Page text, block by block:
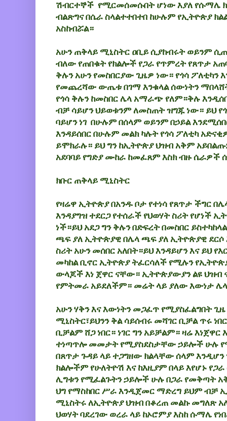
ሽብርተኞች የሚርመሰመሱበት ሆነው እያለ የሱማሌ
ብልጽግና በሴራ ስላልተተበተበ ከሁሉም የኢትዮጵያ
አስከብሯል።
አሁን ጠቅላይ ሚኒስትር ዐቢይ ሲያከብሩት ወይንም
ብለው የጠበቁት የክልሎች የጋራ የጥምረት የጸጥታ
ቅሉን አሁን የመስበርያው ጊዜዎ ነው። የጎሳ ፖለቲካን
የመጨረሻው ውጤቱ በገማ እንቁላል ሰውነትን
የጎሳ ቅሉን ከመስበር ሌላ አማራጭ የለም።ቅሉ
ብቻ ሳይሆን ህይወቱንም ለመስጠት ዝግጁ ነው። ይህ
ባይሆን ነገ በሁሉም በሰላም ወይንም በኃይል
እንዳይሰበር በሁሉም መልክ ካሉት የጎሳ ፖለቲካ
ይሞክራሉ። ይህ ግን ከኢትዮጵያ ህዝብ አቅም
አደባባይ የግድያ ሙከራ ከመፈጸም እስክ ብዙ ሴራዎች
ክቡር ጠቅላይ ሚኒስትር
የዛሬዋ ኢትዮጵያ በአንዱ ቦታ የተነሳ የጸጥታ ችግር
እንዳያግዝ ተደርጋ የተሰራች የህወሃት ስሪት የሆነች
ነች።ይህ አደጋ ግን ቅሉን በድፍረት በመስበር
ጫፍ ያለ ኢትዮጵያዊ በሌላ ጫፍ ያለ ኢትዮጵያዊ ደርሶ
ስሪት አሁን መሰበር አለበት።ይህ እንዳይሆን እና ይህ
መካከል ቢኖር ኢትዮጵያ ትፈርሳለች የሚሉን
ውላጆች እነ ጀዋር ናቸው። ኢትዮጵያውያን ልዩ ህዝብ
የምትመራ አይደለችም። መሬት ላይ ያለው እውነታ
አሁን ሃቅን እና እውነትን መጋፈጥ የሚያስፈልግበት ጊዜ
ሚኒስትር፣ይህንን ቅል ሳይሰብሩ መሻገር ቢቻል ጥሩ
ቢቻልም ሸጋ ነበር። ነገር ግን አይቻልም። ዛሬ
ተነጣጥሎ መመታት የሚያስደስታቸው ኃይሎች ሁሉ
በጸጥታ ጉዳይ ላይ ተጋግዘው ክልላቸው ሰላም
ክልሎችም የሁለትዮሽ እና ከእዚያም በላይ እየሆኑ
ሊግቱን የሚፈልጉትን ኃይሎች ሁሉ በጋራ የመቅጣት
ህግ የማስከበር ሥራ እንዲጀመር ማድረግ ይህም ብቻ
ሚኒስትሩ ለኢትዮጵያ ህዝብ በቆረጠ መልኩ መግለጽ
ህወሃት ባደረገው ወረራ ላይ ከኦሮምያ እስከ ሱማሌ